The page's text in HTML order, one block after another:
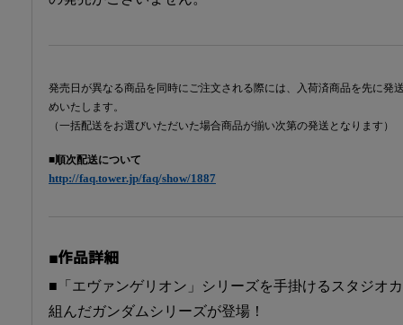
発売日が異なる商品を同時にご注文される際には、入荷済商品を先に発
めいたします。
（一括配送をお選びいただいた場合商品が揃い次第の発送となります）
■順次配送について
http://faq.tower.jp/faq/show/1887
■作品詳細
■「エヴァンゲリオン」シリーズを手掛けるスタジオ
組んだガンダムシリーズが登場！